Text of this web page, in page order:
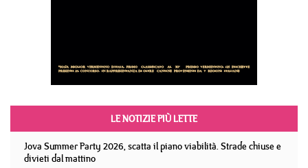
LE NOTIZIE PIÙ LETTE
Jova Summer Party 2026, scatta il piano viabilità. Strade chiuse e
divieti dal mattino